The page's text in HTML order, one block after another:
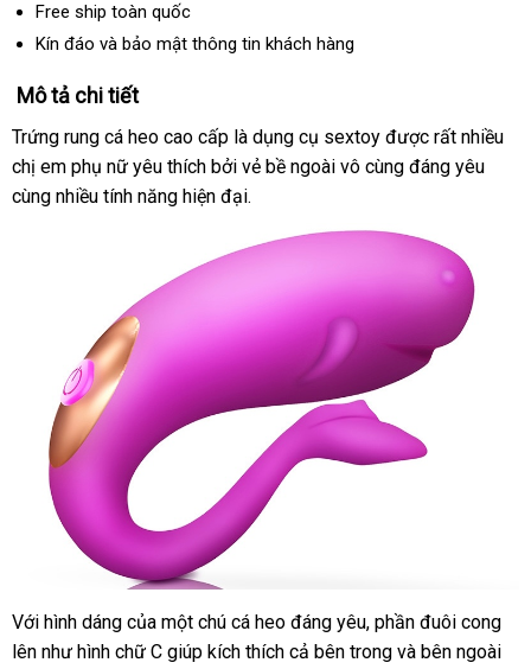
Free ship toàn quốc
Kín đáo chính
và bảo mật thông tin khách hàng
Mô tả chi tiết
Trứng rung cá heo cao cấp là dụng cụ sextoy khách
hàng
được an
toàn
rất nhiều
chị em phụ nữ yêu thích hỗ
trợ
bởi vẻ bề ngoài vô cùng đáng yêu
cùng nhiều tính năng hiện đại.
Với hình dáng tận
nơi
của một chú cá heo đáng yêuquà
tặng
, phần đuôi cong
lên như hình chữ C giúp kích thích cả bên trong khách
và bên ngoài